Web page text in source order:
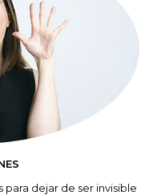
para dejar de ser invisible